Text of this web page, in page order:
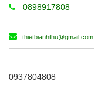
0898917808
thietbianhthu@gmail.com
0937804808